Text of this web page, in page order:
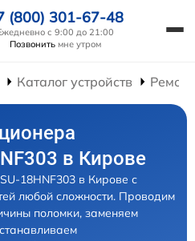
(800) 301-67-48
с 9:00 до 21:00
Позвонить мне утром
Каталог устройств
в Кирове
18HNF303 в Кирове с
любой сложности. Проводим
поломки, заменяем